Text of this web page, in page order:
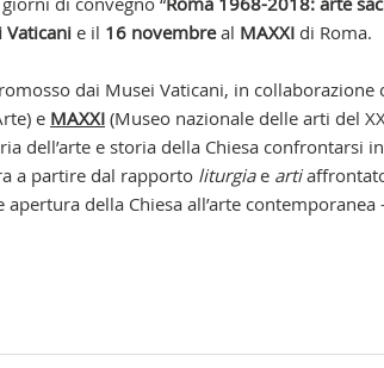
Vaticanie il 16 novembreal MAXXI di Roma.
dai Musei Vaticani, in collaborazione
e MAXXI(Museo nazionale delle arti del
dell’arte e storia della Chiesa confrontarsi
a partire dal rapporto liturgiaearti
della Chiesa all’arte contemporanea